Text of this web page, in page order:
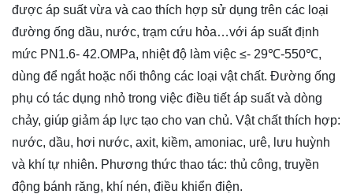
được áp suất vừa và cao thích hợp sử dụng trên các loại
đường ống dầu, nước, trạm cứu hỏa…với áp suất định
mức PN1.6- 42.OMPa, nhiệt độ làm việc ≤- 29℃-550℃,
dùng để ngắt hoặc nối thông các loại vật chất. Đường ống
phụ có tác dụng nhỏ trong việc điều tiết áp suất và dòng
chảy, giúp giảm áp lực tạo cho van chủ. Vật chất thích hợp:
nước, dầu, hơi nước, axit, kiềm, amoniac, urê, lưu huỳnh
và khí tự nhiên. Phương thức thao tác: thủ công, truyền
động bánh răng, khí nén, điều khiển điện.